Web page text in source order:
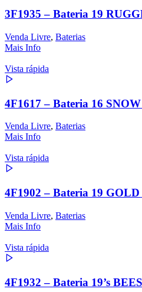
3F1935 – Bateria 19
Venda Livre, Baterias
Mais Info
Vista rápida
4F1617 – Bateria 16
Venda Livre, Baterias
Mais Info
Vista rápida
4F1902 – Bateria 19
Venda Livre, Baterias
Mais Info
Vista rápida
4F1932 – Bateria 19’s